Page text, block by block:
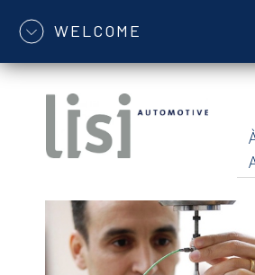
WELCOME